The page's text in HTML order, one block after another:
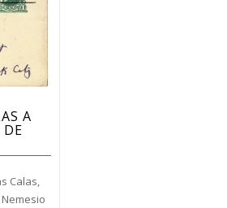
A
Calas,